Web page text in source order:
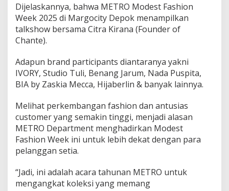
Dijelaskannya, bahwa METRO Modest Fashion
Week 2025 di Margocity Depok menampilkan
talkshow bersama Citra Kirana (Founder of
Chante).
Adapun brand participants diantaranya yakni
IVORY, Studio Tuli, Benang Jarum, Nada Puspita,
BIA by Zaskia Mecca, Hijaberlin & banyak lainnya.
Melihat perkembangan fashion dan antusias
customer yang semakin tinggi, menjadi alasan
METRO Department menghadirkan Modest
Fashion Week ini untuk lebih dekat dengan para
pelanggan setia.
“Jadi, ini adalah acara tahunan METRO untuk
mengangkat koleksi yang memang